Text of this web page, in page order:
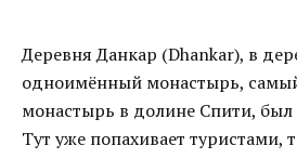
Деревня Данкар (Dhankar), в
одноимённый монастырь,
монастырь в долине Спити, был
Тут уже попахивает туристами,